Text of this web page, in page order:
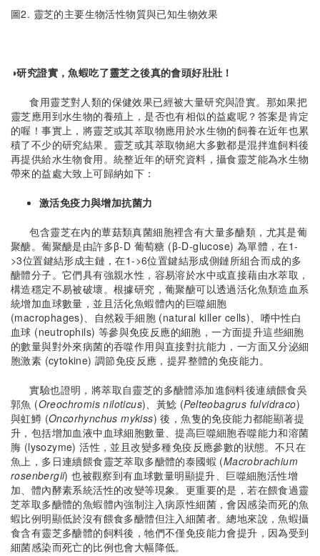
圖2. 靈芝的主要生物活性物質與已知生物效果
◑研究證實，魚蝦吃了靈芝之後真的會頭好壯壯！
食用靈芝對人類的保健效果已經被大量研究與證實。那如果把
靈芝應用到水生物的養殖上，是否也有相似的益處呢？答案是肯定
的喔！事實上，將靈芝或其萃取物應用於水生物的飼養在近年也累
積了不少的研究結果。靈芝或其萃取物絕大多數都是混拌進飼料後
再提供給水生物食用。統整近年的研究資料，攝食靈芝能為水生物
帶來的益處大致上可歸納如下：
激活免疫力與增加抗菌力
包含靈芝在內的蕈菇類真菌細胞裡含有大量多醣類，尤其是葡
聚醣。葡聚醣是由許多β-D 葡萄糖 (β-D-glucose) 為單體，在1-
>3位置鍵結形成主鏈，在1->6位置鍵結形成側鏈所組合而成的多
醣體分子。它們具有強親水性，容易溶於水中或直接藉由水萃取，
構造穩定不易被破壞。根據研究，葡聚醣可以透過活化魚類造血系
統增加血球數量，並且活化魚蝦體內的巨噬細胞
(macrophages)、自然殺手細胞 (natural killer cells)、嗜中性白
血球 (neutrophils) 等參與免疫反應的細胞，一方面提升這些細胞
的數量與對外來病菌的吞噬作用與直接對抗能力，一方面又分泌細
胞激素 (cytokine) 調節免疫反應，提昇整體的免疫能力。
實驗也證明，將萃取自靈芝的多醣體添加進飼料後連續餵食吳
郭魚 (Oreochromis niloticus)、黃鯰 (Pelteobagrus fulvidraco)
與虹鱒 (Oncorhynchus mykiss) 後，魚隻的免疫能力都能顯著提
升，包括增加血液中血球細胞數量、提高巨噬細胞吞噬能力和溶菌
脢 (lysozyme) 活性，並且改變多種免疫反應參數的狀態。不只在
魚上，多日連續餵食靈芝萃取多醣體的泰國蝦 (Macrobrachium
rosenbergii) 也被觀察到有血球數量明顯提升、巨噬細胞活性增
加、體內酵素系統活性的改變等現象。更重要的是，若在餵食過靈
芝萃取多醣體的魚蝦體內強制注入病原性細菌，會因感染而死的魚
蝦比例明顯低於沒有餵食多醣體但注入細菌者。總地來說，魚蝦攝
食含有靈芝多醣體的飼料後，牠們不僅免疫能力會提升，因為受到
細菌感染而死亡的比例也會大幅降低。